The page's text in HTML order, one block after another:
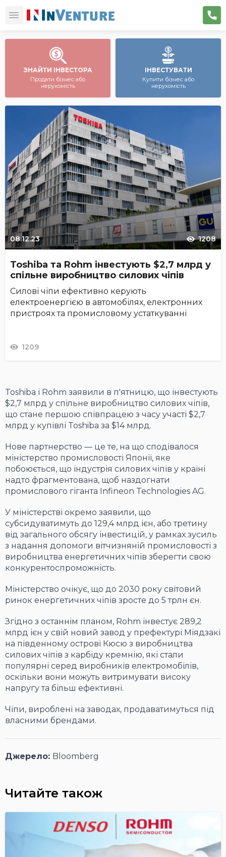
ЗНАЙТИ ІНВЕСТОРА
Продати бізнес або
нерухомість
ІНВЕСТУВАТИ
Купити бізнес або
нерухомість
08.12.23 1208
Toshiba та Rohm інвестують $2,7 млрд у
спільне виробництво силових чіпів
Силові чіпи ефективно керують
електроенергією в автомобілях, електронних
пристроях та промисловому устаткуванні
1209
Toshiba і Rohm заявили в п'ятницю, що інвестують
$2,7 млрд у спільне виробництво силових чіпів,
що стане першою співпрацею з часу участі $2,7
млрд у купівлі Toshiba за $14 млрд.
Нове партнерство — це те, на що сподівалося
міністерство промисловості Японії, яке
побоюється, що індустрія силових чіпів у країні
надто фрагментована, щоб наздогнати
промислового гіганта Infineon Technologies AG.
У міністерстві окремо заявили, що
субсидуватимуть до 129,4 млрд ієн, або третину
від загального обсягу інвестицій, у рамках зусиль
з надання допомоги вітчизняній промисловості з
виробництва енергетичних чіпів зберегти свою
конкурентоспроможність.
Міністерство очікує, що до 2030 року світовий
ринок енергетичних чіпів зросте до 5 трлн єн.
Згідно з останнім планом, Rohm інвестує 289,2
млрд ієн у свій новий завод у префектурі Міядзакі
на південному острові Кюсю з виробництва
силових чіпів з карбіду кремнію, які стали
популярні серед виробників електромобілів,
оскільки вони можуть витримувати високу
напругу та більш ефективні.
Чіпи, вироблені на заводах, продаватимуться під
власними брендами.
Джерело: Bloomberg
Читайте також